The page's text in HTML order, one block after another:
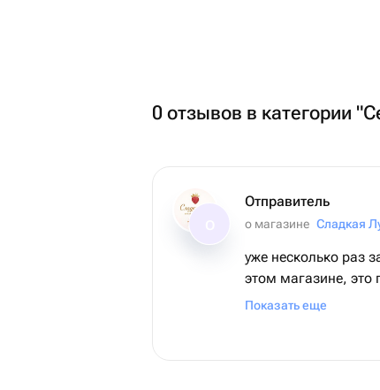
0 отзывов в категории
Отправитель
о магазине Сладкая
уже несколько раз
этом магазине, это
невероятное,
Показать еще